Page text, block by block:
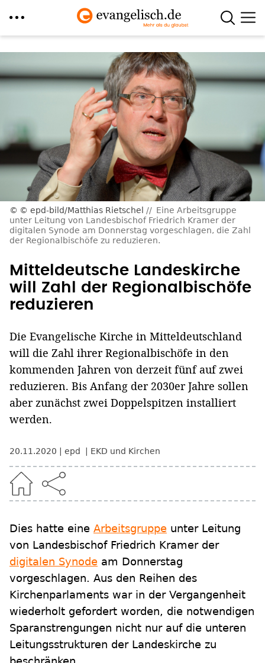
Inhalt
© epd-bild/Matthias Rietschel
Eine Arbeitsgruppe
unter Leitung von Landesbischof Friedrich Kramer der
digitalen Synode am Donnerstag vorgeschlagen, die Zahl
der Regionalbischöfe zu reduzieren.
Mitteldeutsche Landeskirche
will Zahl der Regionalbischöfe
reduzieren
Die Evangelische Kirche in Mitteldeutschland
will die Zahl ihrer Regionalbischöfe in den
kommenden Jahren von derzeit fünf auf zwei
reduzieren. Bis Anfang der 2030er Jahre sollen
aber zunächst zwei Doppelspitzen installiert
werden.
20.11.2020 epd EKD und Kirchen
Dies hatte eine Arbeitsgruppe unter Leitung
von Landesbischof Friedrich Kramer der
digitalen Synode am Donnerstag
vorgeschlagen. Aus den Reihen des
Kirchenparlaments war in der Vergangenheit
wiederholt gefordert worden, die notwendigen
Sparanstrengungen nicht nur auf die unteren
Leitungsstrukturen der Landeskirche zu